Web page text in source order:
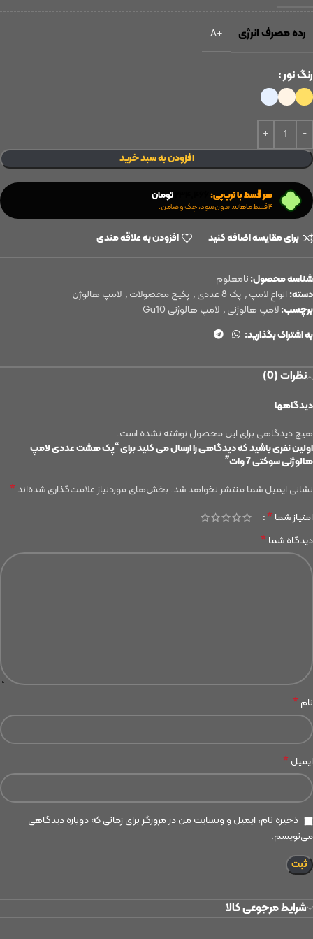
رده مصرف انرژی +A
رنگ نور
افزودن به سبد خرید
هر قسط با ترب‌پی: تومان
۴ قسط ماهانه. بدون سود، چک و ضامن.
برای مقایسه اضافه کنید افزودن به علاقه مندی
شناسه محصول:نامعلوم
دسته: انواع لامپ, پک 8 عددی , پکیج محصولات, لامپ هالوژن
برچسب:لامپ هالوژنی, لامپ هالوژنی Gu10
به اشتراک بگذارید:
نظرات (0)
دیدگاهها
هیچ دیدگاهی برای این محصول نوشته نشده است.
اولین نفری باشید که دیدگاهی را ارسال می کنید برای “پک هشت عددی لامپ
هالوژنی سوکتی 7 وات”
نشانی ایمیل شما منتشر نخواهد شد. بخش‌های موردنیاز علامت‌گذاری شده‌اند *
امتیاز شما *
دیدگاه شما *
نام *
ایمیل *
ذخیره نام، ایمیل و وبسایت من در مرورگر برای زمانی که دوباره دیدگاهی
می‌نویسم.
شرایط مرجوعی کالا